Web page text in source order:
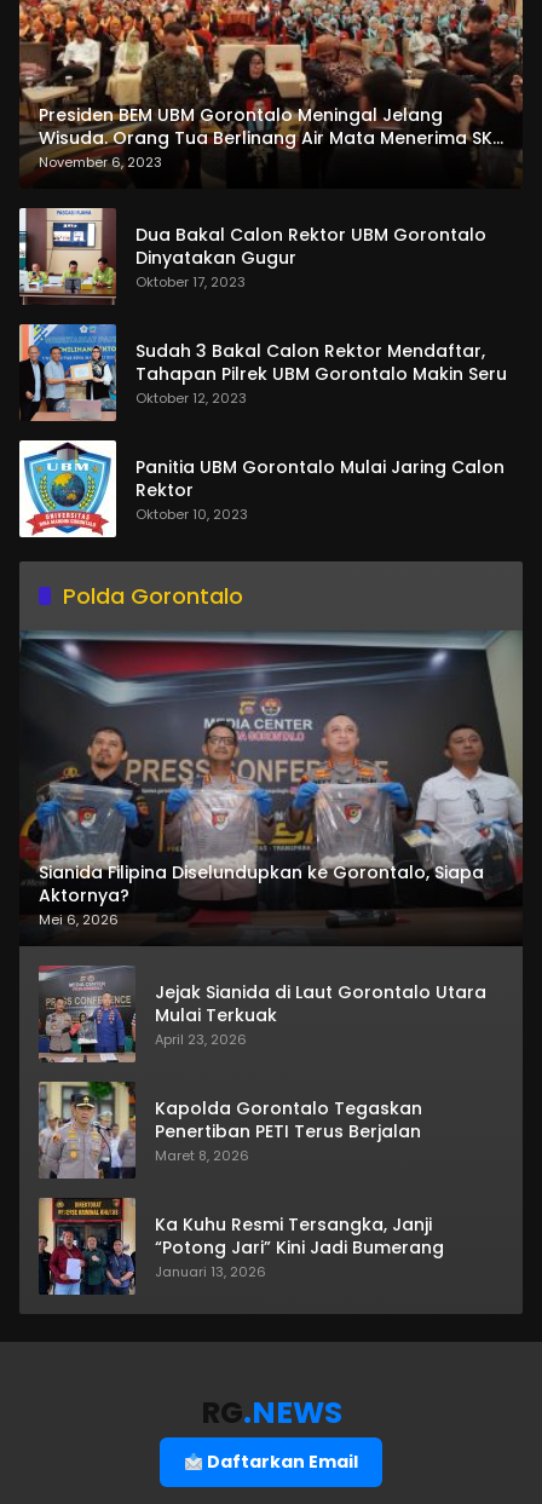
Presiden BEM UBM Gorontalo Meningal Jelang
Wisuda. Orang Tua Berlinang Air Mata Menerima SKL
dan Pemasangan Salempang
November 6, 2023
Dua Bakal Calon Rektor UBM Gorontalo
Dinyatakan Gugur
Oktober 17, 2023
Sudah 3 Bakal Calon Rektor Mendaftar,
Tahapan Pilrek UBM Gorontalo Makin Seru
Oktober 12, 2023
Panitia UBM Gorontalo Mulai Jaring Calon
Rektor
Oktober 10, 2023
Polda Gorontalo
Sianida Filipina Diselundupkan ke Gorontalo, Siapa
Aktornya?
Mei 6, 2026
Jejak Sianida di Laut Gorontalo Utara
Mulai Terkuak
April 23, 2026
Kapolda Gorontalo Tegaskan
Penertiban PETI Terus Berjalan
Maret 8, 2026
Ka Kuhu Resmi Tersangka, Janji
“Potong Jari” Kini Jadi Bumerang
Januari 13, 2026
RG.NEWS
Daftarkan Email